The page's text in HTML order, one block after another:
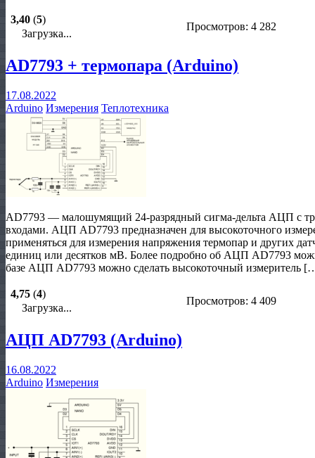
3,40 (5)
Загрузка...
Просмотров: 4 282
AD7793 + термопара (Arduino)
17.08.2022
Arduino Измерения Теплотехника
AD7793 — малошумящий 24-разрядный сигма-дельта АЦП с
входами. АЦП AD7793 предназначен для высокоточного
применяться для измерения напряжения термопар и других
единиц или десятков мВ. Более подробно об АЦП AD7793
базе АЦП AD7793 можно сделать высокоточный измеритель
4,75 (4)
Загрузка...
Просмотров: 4 409
АЦП AD7793 (Arduino)
16.08.2022
Arduino Измерения